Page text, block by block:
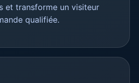
et transforme un visiteur
qualifiée.